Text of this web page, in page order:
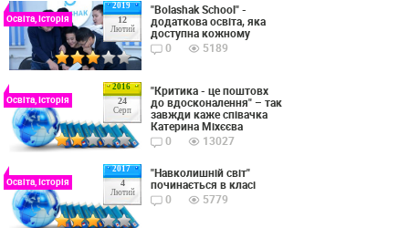
2019
12
Лютий
Освіта, Історія
"Bolashak School" -
додаткова освіта, яка
доступна кожному
0
5189
2016
24
Серп
Освіта, Історія
"Критика - це поштовх
до вдосконалення" – так
завжди каже співачка
Катерина Міхєєва
0
13027
2017
4
Лютий
Освіта, Історія
"Навколишній світ"
починається в класі
0
5779